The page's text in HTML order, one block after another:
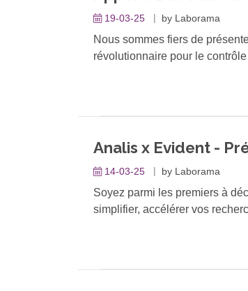
19-03-25 by Laborama
Nous sommes fiers de
révolutionnaire pour le
Analis x Evident -
14-03-25 by Laborama
Soyez parmi les premiers à
simplifier, accélérer vos